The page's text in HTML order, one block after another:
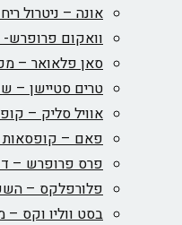
אונה – ניטרול
וואקום
סאן פלאואר –
טרים סטיישן –
אוויל סליק –
פאם – קופסאות
פרס פרופרש –
פלורפלקס –
בסט ווליו וקס –